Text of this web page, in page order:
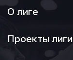
О лиге
Проекты лиги